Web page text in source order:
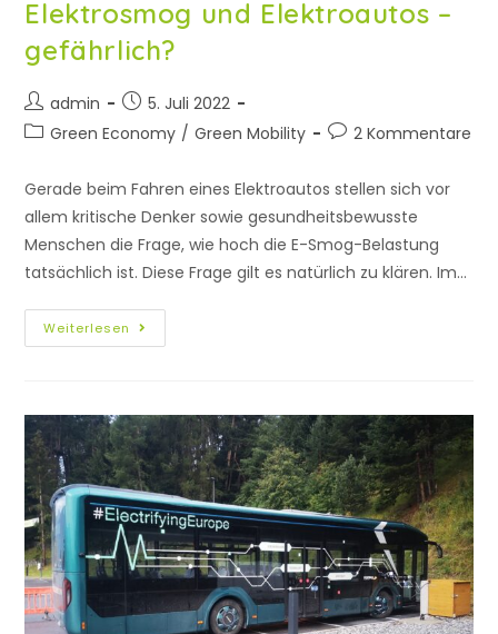
Elektrosmog und Elektroautos –
gefährlich?
admin
5. Juli 2022
Green Economy / Green Mobility 2 Kommentare
Gerade beim Fahren eines Elektroautos stellen sich vor
allem kritische Denker sowie gesundheitsbewusste
Menschen die Frage, wie hoch die E-Smog-Belastung
tatsächlich ist. Diese Frage gilt es natürlich zu klären. Im…
Weiterlesen